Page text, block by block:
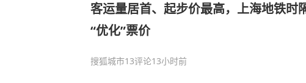
客运量居首、起步价最高，上海地铁时
“优化”票价
搜狐城市13评论13小时前